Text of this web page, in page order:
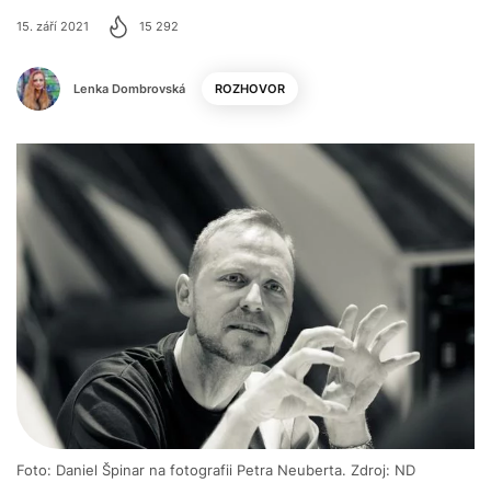
Lenka Dombrovská
15. září 2021 15 292
ROZHOVOR
Foto: Daniel Špinar na fotografii Petra Neuberta. Zdroj: ND